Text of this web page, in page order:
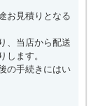
お見積りとなる
、当店から配送
します。
の手続きにはい